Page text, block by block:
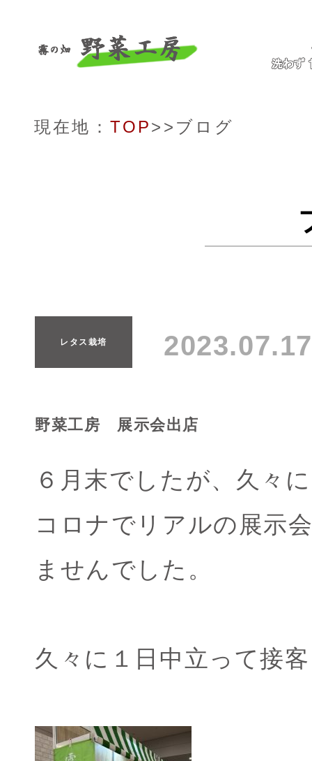
現在地： TOP>>ブログ
レタス栽培
野菜工房 展示会出店
６月末でしたが、久々
コロナでリアルの展示
ませんでした。
久々に１日中立って接